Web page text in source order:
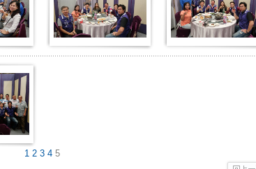
1 2 3 4 5